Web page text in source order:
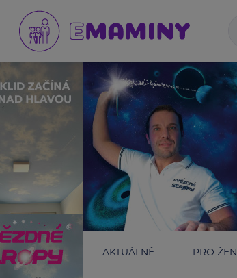
AKTUÁLNĚ PRO